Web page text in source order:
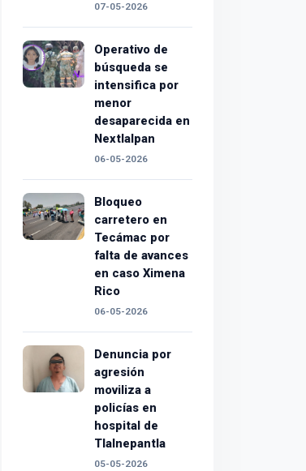
07-05-2026
Operativo de
búsqueda se
intensifica por
menor
desaparecida en
Nextlalpan
06-05-2026
Bloqueo
carretero en
Tecámac por
falta de avances
en caso Ximena
Rico
06-05-2026
Denuncia por
agresión
moviliza a
policías en
hospital de
Tlalnepantla
05-05-2026